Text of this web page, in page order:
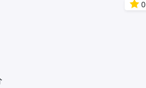
0